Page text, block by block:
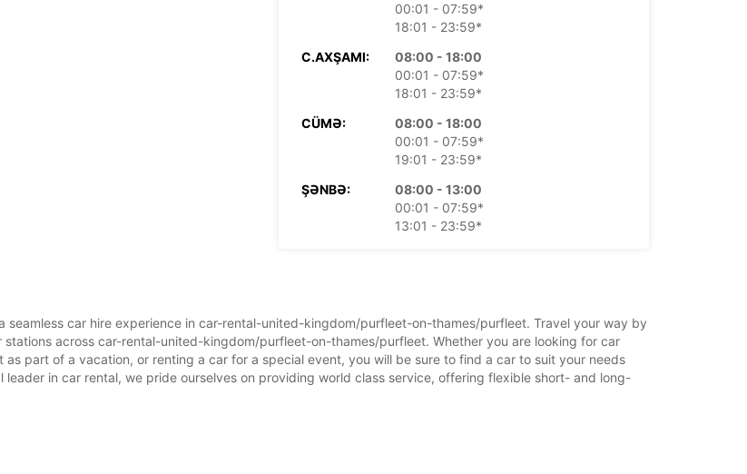
00:01 - 07:59*
18:01 - 23:59*
C.AXŞAMI:
08:00 - 18:00
00:01 - 07:59*
18:01 - 23:59*
CÜMƏ:
08:00 - 18:00
00:01 - 07:59*
19:01 - 23:59*
ŞƏNBƏ:
08:00 - 13:00
00:01 - 07:59*
13:01 - 23:59*
Bu iş saatları rəsmi tatillərə görə dəyişə bilər.
+44 (0) 03713843817
seamless car hire experience in car-rental-united-kingdom/purfleet-on-thames/purfleet. Travel your way by
across car-rental-united-kingdom/purfleet-on-thames/purfleet. Whether you are looking for car
part of a vacation, or renting a car for a special event, you will be sure to find a car to suit your needs
in car rental, we pride ourselves on providing world class service, offering flexible short- and long-